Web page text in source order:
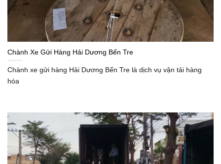
Chành Xe Gửi Hàng Hải Dương Bến Tre
Chành xe gửi hàng Hải Dương Bến Tre là dịch vụ vận tải hàng
hóa